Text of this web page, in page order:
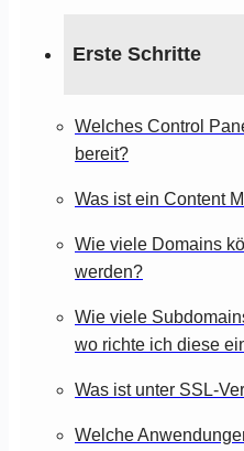
Erste Schritte
Welches Control
bereit?
Was ist ein Content
Wie viele Domains
werden?
Wie viele
wo richte ich diese
Was ist unter SSL-
Welche